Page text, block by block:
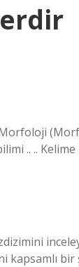
.. ..
kapsamlı bir